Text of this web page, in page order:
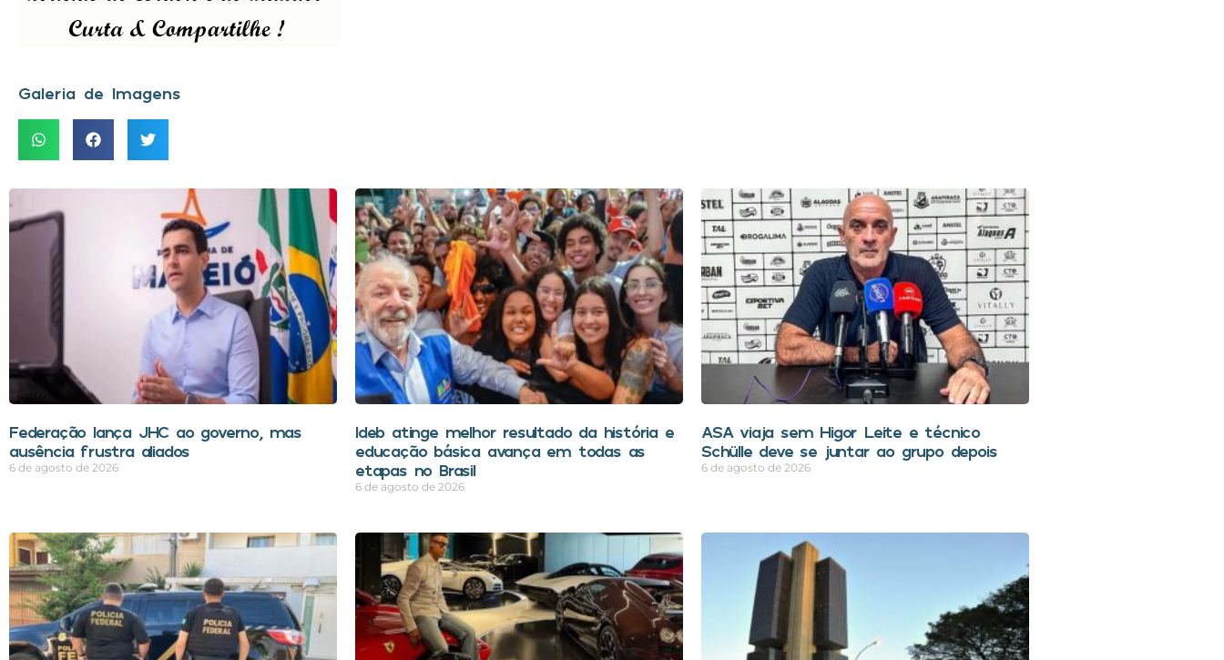
Galeria de Imagens
Federação lança JHC ao governo, mas
ausência frustra aliados
6 de agosto de 2026
Ideb atinge melhor resultado da história e
educação básica avança em todas as
etapas no Brasil
6 de agosto de 2026
ASA viaja sem Higor Leite e técnico
Schülle deve se juntar ao grupo depois
6 de agosto de 2026